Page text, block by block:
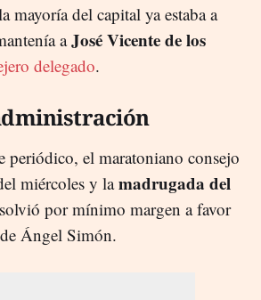
mayoría del capital ya estaba a
aJosé Vicente de los
delegado.
periódico, el maratoniano consejo
miércoles y lamadrugada del
por mínimo margen a favor
Ángel Simón.